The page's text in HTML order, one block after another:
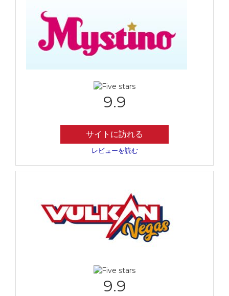
9.9
サイトに訪れる
レビューを読む
9.9